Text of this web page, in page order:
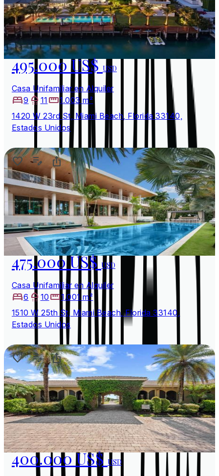
495.000 US$USD
Casa Unifamiliar en Alquiler
9
11
1.003 m²
1420 W 23rd St, Miami Beach, Florida 33140,
Estados Unidos
475.000 US$USD
Casa Unifamiliar en Alquiler
6
10
1.001 m²
1510 W 25th St, Miami Beach, Florida 33140,
Estados Unidos
400.000 US$USD